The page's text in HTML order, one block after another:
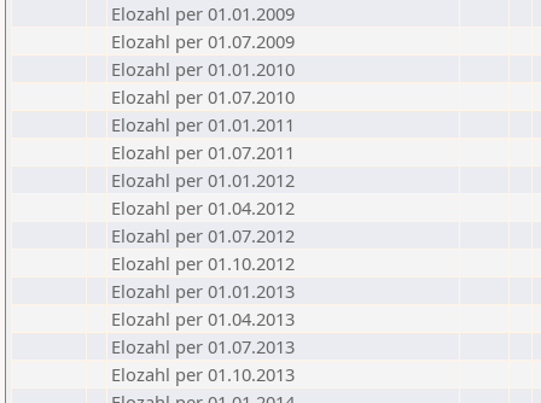
Elozahl per 01.01.2009
Elozahl per 01.07.2009
Elozahl per 01.01.2010
Elozahl per 01.07.2010
Elozahl per 01.01.2011
Elozahl per 01.07.2011
Elozahl per 01.01.2012
Elozahl per 01.04.2012
Elozahl per 01.07.2012
Elozahl per 01.10.2012
Elozahl per 01.01.2013
Elozahl per 01.04.2013
Elozahl per 01.07.2013
Elozahl per 01.10.2013